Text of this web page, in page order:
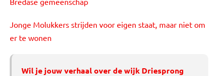
Jonge Molukkers strijden voor eigen staat, maar niet om
er te wonen
Wil je jouw verhaal over de wijk Driesprong